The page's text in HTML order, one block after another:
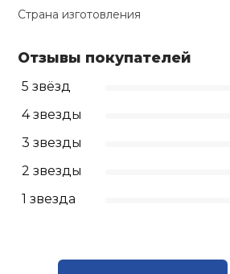
Страна изготовления
Отзывы покупателей
5 звёзд
4 звезды
3 звезды
2 звезды
1 звезда